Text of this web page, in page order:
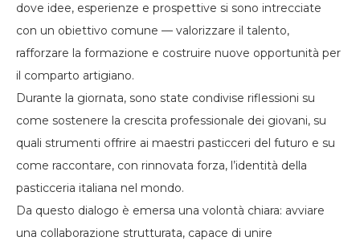
dove idee, esperienze e prospettive si sono intrecciate
con un obiettivo comune — valorizzare il talento,
rafforzare la formazione e costruire nuove opportunità per
il comparto artigiano.
Durante la giornata, sono state condivise riflessioni su
come sostenere la crescita professionale dei giovani, su
quali strumenti offrire ai maestri pasticceri del futuro e su
come raccontare, con rinnovata forza, l’identità della
pasticceria italiana nel mondo.
Da questo dialogo è emersa una volontà chiara: avviare
una collaborazione strutturata, capace di unire